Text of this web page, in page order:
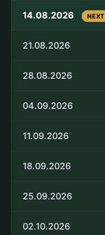
14.08.2026 NEXT
21.08.2026
28.08.2026
04.09.2026
11.09.2026
18.09.2026
25.09.2026
02.10.2026